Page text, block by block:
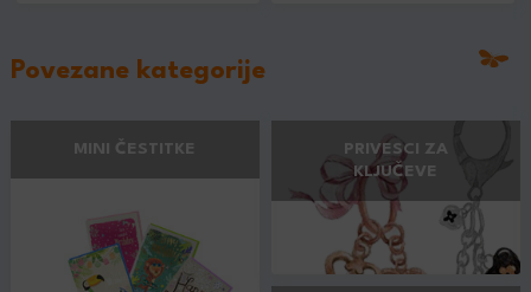
Povezane kategorije
MINI ČESTITKE
PRIVESCI ZA
KLJUČEVE